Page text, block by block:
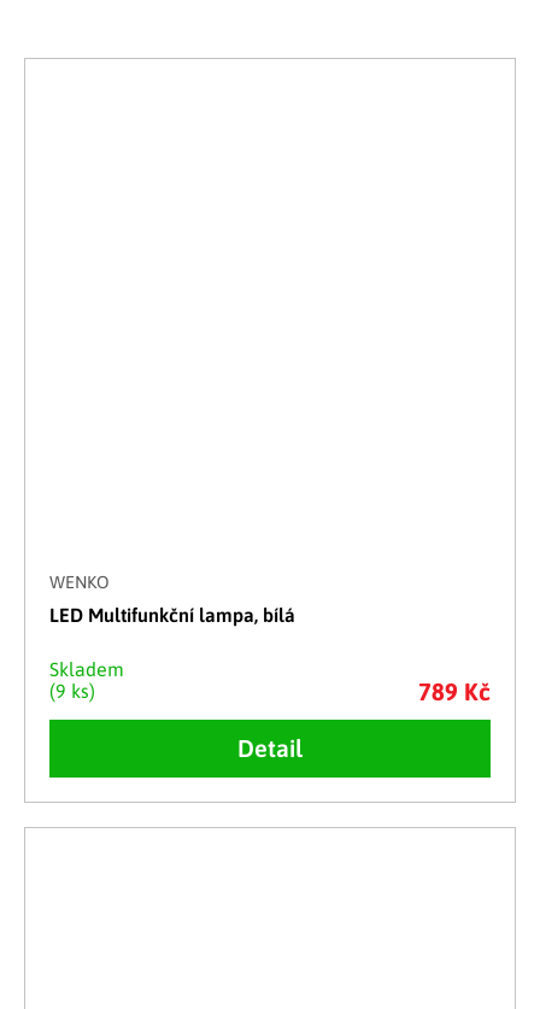
WENKO
LED Multifunkční lampa, bílá
Skladem
(9 ks)
789 Kč
Detail